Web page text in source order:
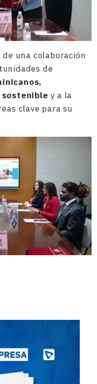
una colaboración
de
y a la
clave para su